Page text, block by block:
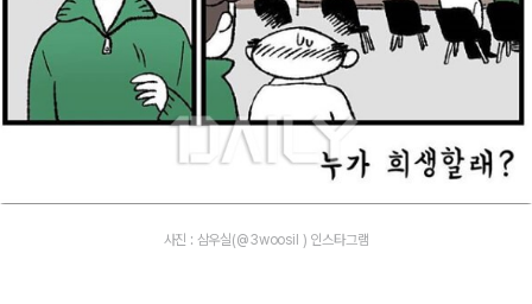
사진 : 삼우실(@3woosil ) 인스타그램